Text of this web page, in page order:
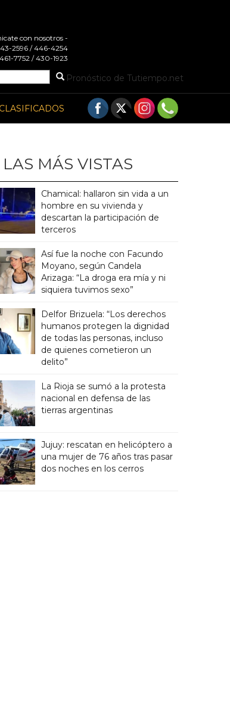
con nosotros -
2596 / 446-4254
7752 / 430-1923
Pronóstico de Tutiempo.net
CLASIFICADOS
LAS MÁS VISTAS
Chamical: hallaron sin vida a un
hombre en su vivienda y
descartan la participación de
terceros
Así fue la noche con Facundo
Moyano, según Candela
Arizaga: “La droga era mía y ni
siquiera tuvimos sexo”
Delfor Brizuela: “Los derechos
humanos protegen la dignidad
de todas las personas, incluso
de quienes cometieron un
delito”
La Rioja se sumó a la protesta
nacional en defensa de las
tierras argentinas
Jujuy: rescatan en helicóptero a
una mujer de 76 años tras pasar
dos noches en los cerros